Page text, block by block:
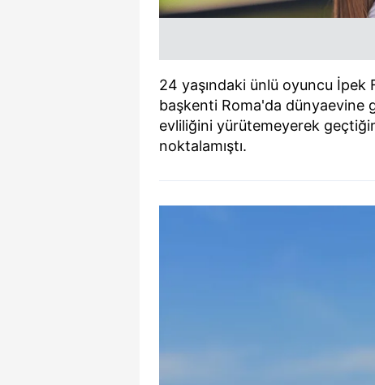
24 yaşındaki ünlü oyuncu İpek
başkenti Roma'da dünyaevine
evliliğini yürütemeyerek
noktalamıştı.